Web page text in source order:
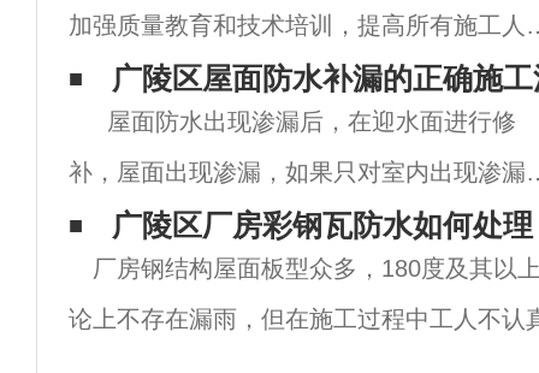
加强质量教育和技术培训，提高所有施工人
的品质意识，质量工作要抓到全部，细致，
到全部，加强管理，加强执行。2、建立健全
的质量保证体系，建立以项目经理为团队领
导、
广陵区屋面防水补漏的正确施
屋面防水出现渗漏后，在迎水面进行修
补，屋面出现渗漏，如果只对室内出现渗漏
部位进行修补，仅仅解决了水不再从该位置
出，却很难保证渗漏水不会从其他部位渗出
渗漏问题并没有得到解决。专业的做
广陵区厂房彩钢瓦防水如何处理
厂房钢结构屋面板型众多，180度及其以
论上不存在漏雨，但在施工过程中工人不认